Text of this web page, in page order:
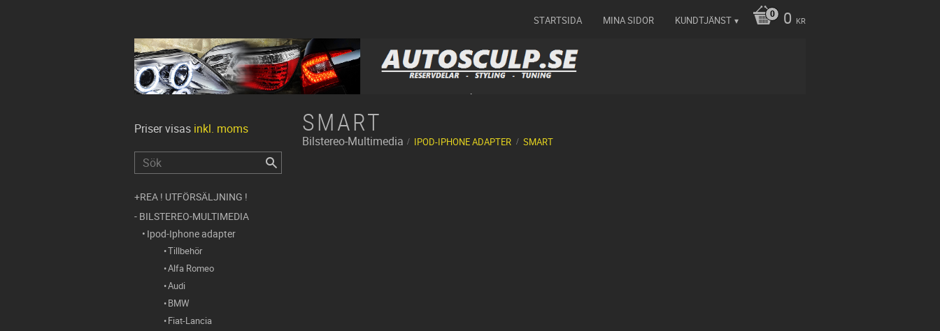
0 KR
STARTSIDA MINA SIDOR KUNDTJÄNST
SMART
Bilstereo-Multimedia IPOD-IPHONE ADAPTER SMART
Priser visas inkl. moms
REA ! UTFÖRSÄLJNING !
BILSTEREO-MULTIMEDIA
Ipod-Iphone adapter
Tillbehör
Alfa Romeo
Audi
BMW
Fiat-Lancia